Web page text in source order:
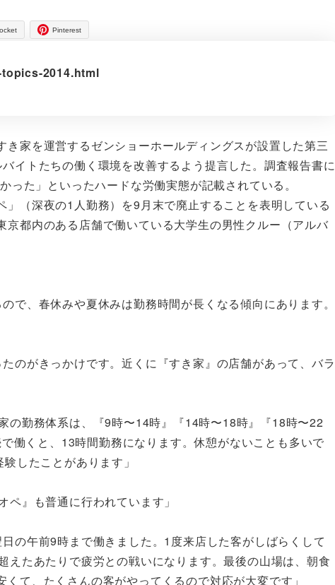
Pinterest
2014.html
家を運営するゼンショーホールディングスが設置した第三
イトたちの働く環境を改善するよう提言した。調査報告書に
た」といったハードな労働実態が記載されている。
（深夜の1人勤務）を9月末で廃止することを表明している
都内のある店舗で働いている大学生の男性クルー（アルバ
で、春休みや夏休みは勤務時間が長くなる傾向にあります。
のがきっかけです。近くに『すき家』の店舗があって、バラ
の勤務体系は、『9時〜14時』『14時〜18時』『18時〜22
働くと、13時間勤務になります。休憩がないことも多いで
したことがあります」
ペ』も普通に行われています」
の午前9時まで働きました。1度来店した客がしばらくして
たあたりで疲労との戦いになります。最後の山場は、朝食
て、たくさんの客がやってくるので対応が大変です」